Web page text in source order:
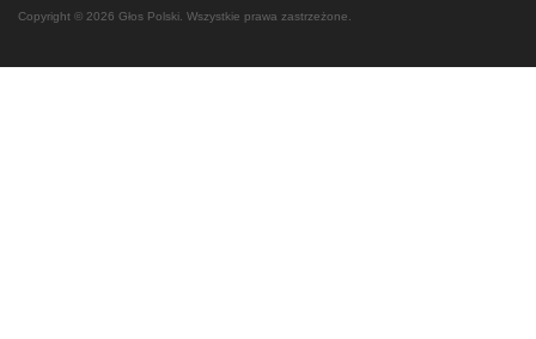
Copyright © 2026 Głos Polski. Wszystkie prawa zastrzeżone.